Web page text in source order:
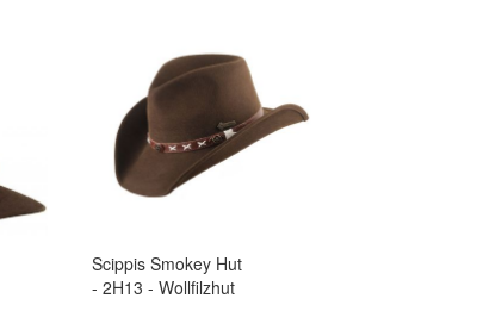
Scippis Smokey Hut
- 2H13 - Wollfilzhut